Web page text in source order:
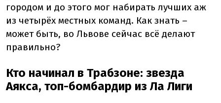
городом и до этого мог набирать лучших аж
из четырёх местных команд. Как знать –
может быть, во Львове сейчас всё делают
правильно?
Кто начинал в Трабзоне: звезда
Аякса, топ-бомбардир из Ла Лиги